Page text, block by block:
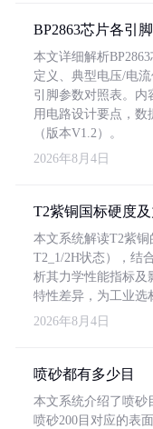
BP2863芯片各引
本文详细解析
定义、典型电压/电
引脚参数对照表。内
用电路设计要点，数
（版本V1.2）。
2026年8月4日
T2紫铜国标硬度
本文系统解读T2紫
T2_1/2H状态），结
析其力学性能指标及
特性差异，为工业选
2026年8月4日
喷砂都有多少目
本文系统介绍了喷砂
喷砂200目对应的表